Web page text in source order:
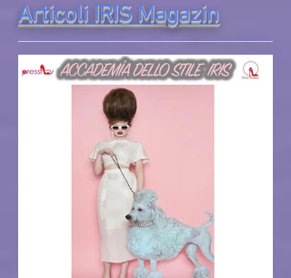
Articoli IRIS Magazin